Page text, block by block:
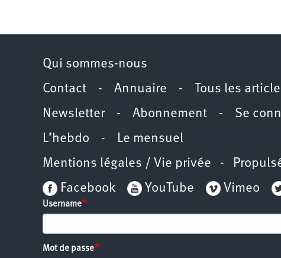
Qui sommes-nous
Contact - Annuaire - Tous les
Newsletter- Abonnement - Se
L’hebdo - Le mensuel
Mentions légales / Vie privée -
Facebook
YouTube Vimeo
Username
Mot de passe